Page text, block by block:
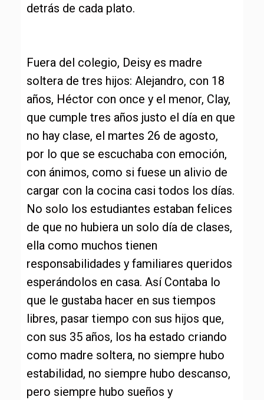
detrás de cada plato.
Fuera del colegio, Deisy es madre
soltera de tres hijos: Alejandro, con 18
años, Héctor con once y el menor, Clay,
que cumple tres años justo el día en que
no hay clase, el martes 26 de agosto,
por lo que se escuchaba con emoción,
con ánimos, como si fuese un alivio de
cargar con la cocina casi todos los días.
No solo los estudiantes estaban felices
de que no hubiera un solo día de clases,
ella como muchos tienen
responsabilidades y familiares queridos
esperándolos en casa. Así Contaba lo
que le gustaba hacer en sus tiempos
libres, pasar tiempo con sus hijos que,
con sus 35 años, los ha estado criando
como madre soltera, no siempre hubo
estabilidad, no siempre hubo descanso,
pero siempre hubo sueños y